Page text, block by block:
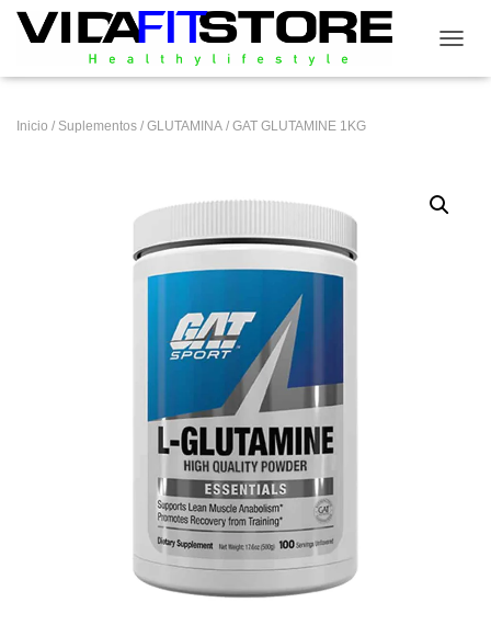
Inicio / Suplementos / GLUTAMINA / GAT GLUTAMINE 1KG